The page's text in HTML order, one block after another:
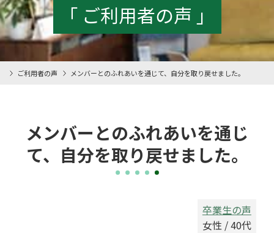
「 ご利用者の声 」
ご利用者の声 メンバーとのふれあいを通じて、自分を取り戻せました。
メンバーとのふれあいを通じ
て、自分を取り戻せました。
卒業生の声
女性 / 40代